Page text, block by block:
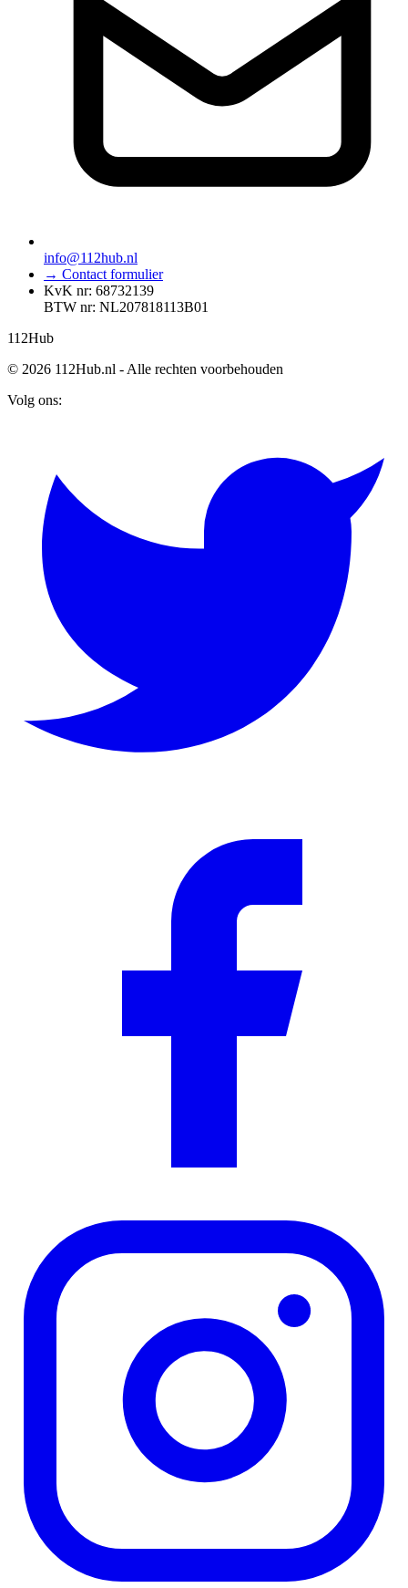
info@112hub.nl
→ Contact formulier
KvK nr: 68732139
BTW nr: NL207818113B01
112Hub
© 2026 112Hub.nl - Alle rechten voorbehouden
Volg ons: